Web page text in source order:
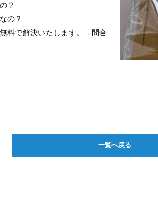
？
の？
無料で解決いたします。→ 問合
一覧へ戻る